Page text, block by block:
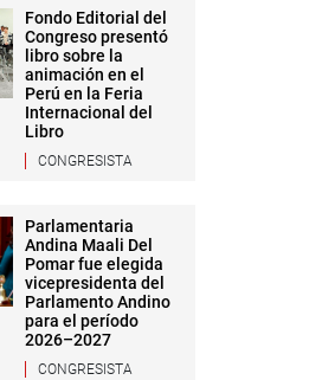
Fondo Editorial del
Congreso presentó
libro sobre la
animación en el
Perú en la Feria
Internacional del
Libro
CONGRESISTA
Parlamentaria
Andina Maali Del
Pomar fue elegida
vicepresidenta del
Parlamento Andino
para el período
2026–2027
CONGRESISTA